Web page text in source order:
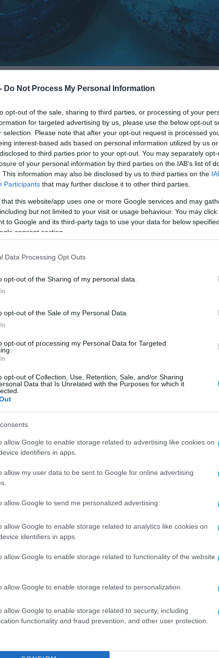
Do Not Process My Personal Information
opt-out of the sale, sharing to third parties, or processing of your
for targeted advertising by us, please use the below opt-out
selection. Please note that after your opt-out request is processed
interest-based ads based on personal information utilized by us
to third parties prior to your opt-out. You may separately
of your personal information by third parties on the IAB’s list of
This information may also be disclosed by us to third parties on the
Participants that may further disclose it to other third parties.
that this website/app uses one or more Google services and may
but not limited to your visit or usage behaviour. You may
to Google and its third-party tags to use your data for below
consent section.
Data Processing Opt Outs
opt-out of the Sharing of my personal data.
opt-out of the Sale of my Personal Data.
opt-out of processing my Personal Data for Targeted
opt-out of Collection, Use, Retention, Sale, and/or Sharing
Data that Is Unrelated with the Purposes for which it
allow Google to enable storage related to advertising like cookies on
identifiers in apps.
allow my user data to be sent to Google for online advertising
allow Google to send me personalized advertising.
allow Google to enable storage related to analytics like cookies on
identifiers in apps.
allow Google to enable storage related to functionality of the website
allow Google to enable storage related to personalization.
allow Google to enable storage related to security, including
functionality and fraud prevention, and other user protection.
συνεργασία τους για την προστασία των
γαλάζιας οικονομίας
με επιτυχία στο αλιευτικό λιμάνι της
με την υποστήριξη της Allianz.
σημαντικές ποσότητες θαλάσσιων
στον βυθό επί σειρά ετών. Συγκεκριμένα,
απορριμμάτωναπό τον βυθό, τα οποία,
το θαλάσσιο περιβάλλον, να απειλούν τη
τοπικές κοινότητες.
της ιχθυόσκαλας και της ζώνης
λιμανιού. Με τη συνδρομή επαγγελματιών
και ειδικού εξοπλισμού ανύψωσης,
εργαλεία, σχοινιά, πλαστικά και
ορθή περιβαλλοντική διαχείριση.
συνεργασία της Enaleia με την τοπική
τη συνεργασία με αλιείς και τοπικούς
ρύπανσης και προστασίας των
σχεδίου προστασίας των θαλασσών και
έναρξη της συνεργασίας τους, έχουν ανασυρθεί
σε τρεις χώρες, ενώπερισσότεροι
αναδεικνύει τη δύναμη της συλλογικής
μπορούν να δημιουργήσουν
οικοσυστήματα. Με αφορμή την Παγκόσμια
γιορτάζουν όχι μόνο τα αποτελέσματα που
τους ανθρώπους που καθιστούν δυνατή, κάθε
μας.
,
θαλάσσιο πλαστικό και μετατρέπουν τα
δεν περιορίζεται μόνο στην απομάκρυνση
στη δημιουργία ενός πιο βιώσιμου